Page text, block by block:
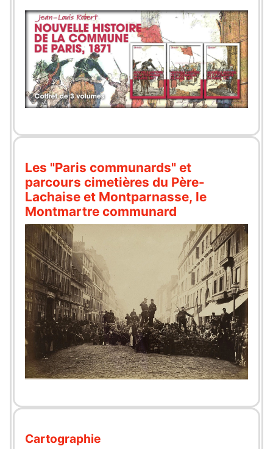
Les "Paris communards" et
parcours cimetières du Père-
Lachaise et Montparnasse, le
Montmartre communard
Cartographie